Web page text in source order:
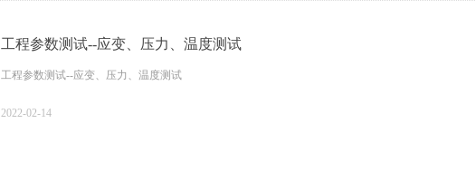
工程参数测试--应变、压力、温度测试
工程参数测试--应变、压力、温度测试
2022-02-14